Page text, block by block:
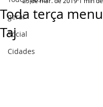
geral
Social
Cidades
Toda terça
Taj